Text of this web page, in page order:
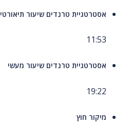
אסטרטגיית טרנדים שיעור תיאורטי
11:53
אסטרטגיית טרנדים שיעור מעשי
19:22
מיקור חוץ